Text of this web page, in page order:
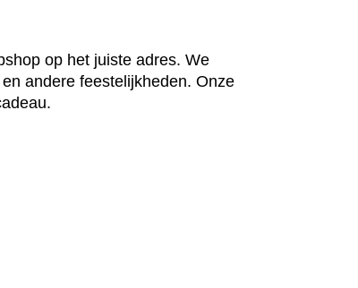
op het juiste adres. We
andere feestelijkheden. Onze